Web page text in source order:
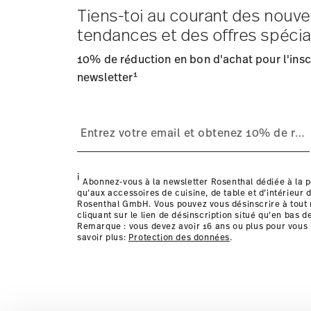
Frais d'expédition: Les frais de livraison pour la
Délai de livraison: 5-7 jours ouvrables pour les articles
: Nous livrons
Suivi: Vous recevrez un code de suivi par e-mail dès
Retours: Pour les retours, veuillez utiliser notre
les détails pour chaque pays de livraison ici
Tiens-toi au courant des
tendances et des offres
10% de réduction en bon d'achat pour
newsletter1
i Abonnez-vous à la newsletter Rosenthal dédiée à la
qu’aux accessoires de cuisine, de table et d’intérieur
Rosenthal GmbH. Vous pouvez vous désinscrire à tout
cliquant sur le lien de désinscription situé qu’en bas
Remarque : vous devez avoir 16 ans ou plus pour
savoir plus: Protection des données.